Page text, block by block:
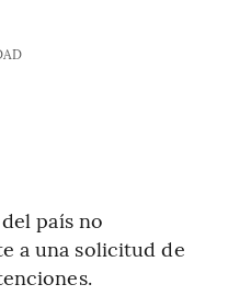
país no
a una solicitud de